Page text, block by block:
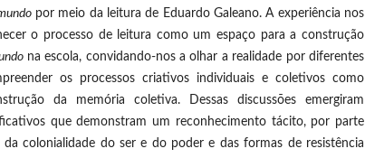
por meio da leitura de Eduardo Galeano. A experiência nos
o processo de leitura como um espaço para a construção
na escola, convidando-nos a olhar a realidade por diferentes
os processos criativos individuais e coletivos como
da memória coletiva. Dessas discussões emergiram
que demonstram um reconhecimento tácito, por parte
da colonialidade do ser e do poder e das formas de resistência